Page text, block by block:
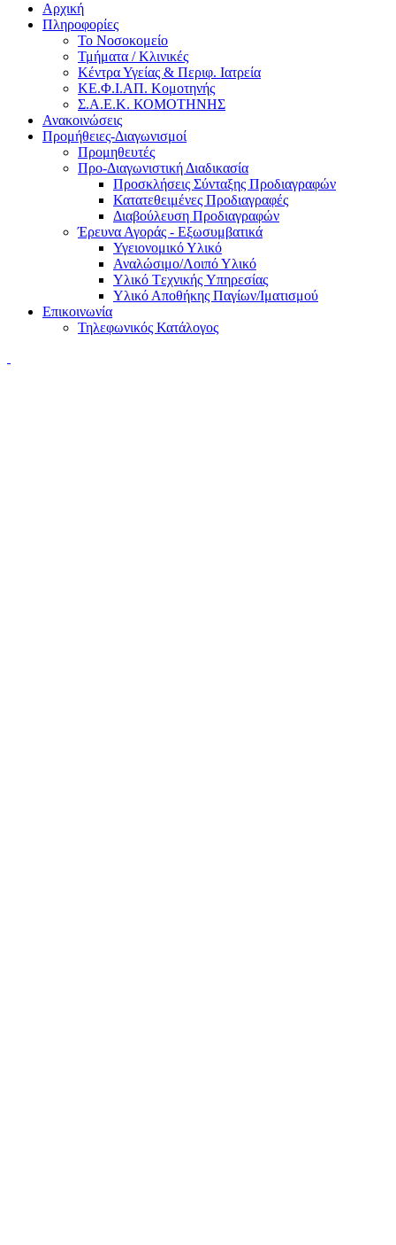
Αρχική
Πληροφορίες
Το Νοσοκομείο
Τμήματα / Κλινικές
Κέντρα Υγείας & Περιφ. Ιατρεία
ΚΕ.Φ.Ι.ΑΠ. Κομοτηνής
Σ.Α.Ε.Κ. ΚΟΜΟΤΗΝΗΣ
Ανακοινώσεις
Προμήθειες-Διαγωνισμοί
Προμηθευτές
Προ-Διαγωνιστική Διαδικασία
Προσκλήσεις Σύνταξης Προδιαγραφών
Κατατεθειμένες Προδιαγραφές
Διαβούλευση Προδιαγραφών
Έρευνα Αγοράς - Εξωσυμβατικά
Υγειονομικό Υλικό
Αναλώσιμο/Λοιπό Υλικό
Υλικό Tεχνικής Yπηρεσίας
Υλικό Αποθήκης Παγίων/Ιματισμού
Επικοινωνία
Τηλεφωνικός Κατάλογος